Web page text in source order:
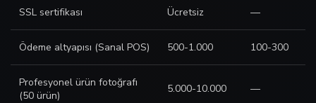
SSL sertifikası Ücretsiz —
Ödeme altyapısı (Sanal POS) 500-1.000 100-300
Profesyonel ürün fotoğrafı
(50 ürün)
5.000-10.000 —